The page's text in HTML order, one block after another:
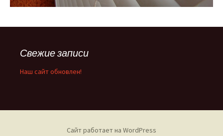
Свежие записи
Наш сайт обновлен!
Сайт работает на WordPress